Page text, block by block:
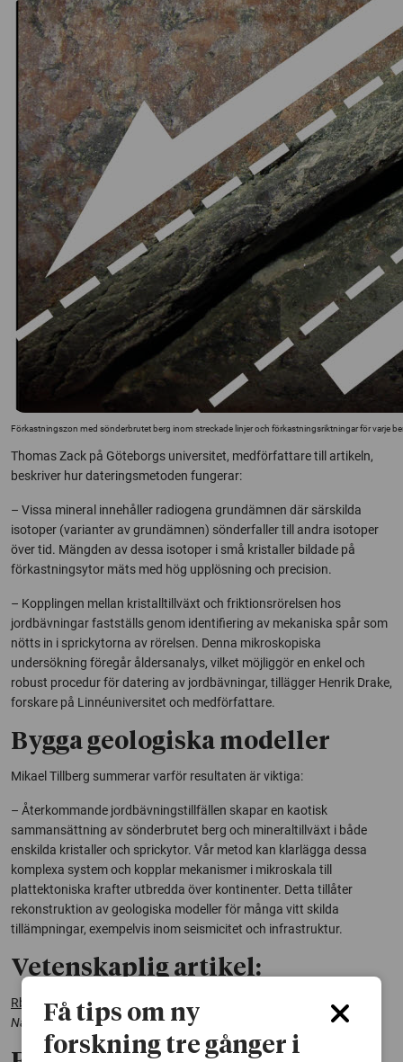
Förkastningszon med sönderbrutet berg inom streckade linjer och förkastningsriktningar för varje
Thomas Zack på Göteborgs universitet, medförfattare till artikeln,
beskriver hur dateringsmetoden fungerar:
– Vissa mineral innehåller radiogena grundämnen där särskilda
isotoper (varianter av grundämnen) sönderfaller till andra isotoper
över tid. Mängden av dessa isotoper i små kristaller bildade på
förkastningsytor mäts med hög upplösning och precision.
– Kopplingen mellan kristalltillväxt och friktionsrörelsen hos
jordbävningar fastställs genom identifiering av mekaniska spår som
nötts in i sprickytorna av rörelsen. Denna mikroskopiska
undersökning föregår åldersanalys, vilket möjliggör en enkel och
robust procedur för datering av jordbävningar, tillägger Henrik Drake,
forskare på Linnéuniversitet och medförfattare.
Bygga geologiska modeller
Mikael Tillberg summerar varför resultaten är viktiga:
– Återkommande jordbävningstillfällen skapar en kaotisk
sammansättning av sönderbrutet berg och mineraltillväxt i både
enskilda kristaller och sprickytor. Vår metod kan klarlägga dessa
komplexa system och kopplar mekanismer i mikroskala till
plattektoniska krafter utbredda över kontinenter. Detta tillåter
rekonstruktion av geologiska modeller för många vitt skilda
tillämpningar, exempelvis inom seismicitet och infrastruktur.
Vetenskaplig artikel:
Rb-Sr dating of slickenfibres in deep crystalline basement faults
Nature: Scientific Reports(2020-01-17).
Få tips om ny
forskning tre gånger i